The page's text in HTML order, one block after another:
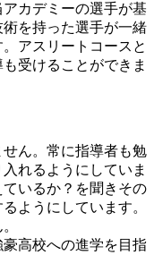
カデミーの選手が基
を持った選手が一緒
アスリートコースと
受けることができま
ん。常に指導者も勉
れるようにしていま
いるか？を聞きその
ようにしています。
豪高校への進学を目指